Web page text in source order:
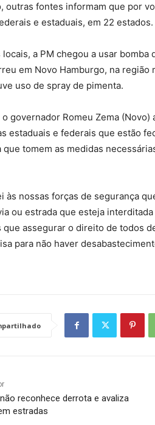
outras fontes informam que por
e estaduais, em 22 estados.
locais, a PM chegou a usar
em Novo Hamburgo, na
uso de spray de pimenta.
o governador Romeu Zema
estaduais e federais que estão
que tomem as medidas
às nossas forças de segurança
ou estrada que esteja
que assegurar o direito de todos
para não haver
reconhece derrota e avaliza
estradas